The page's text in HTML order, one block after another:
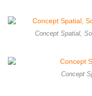
Concept Spatial,
Concept